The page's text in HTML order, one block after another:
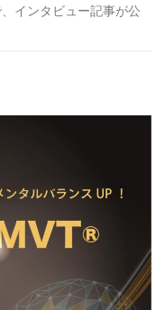
インタビュー記事が公